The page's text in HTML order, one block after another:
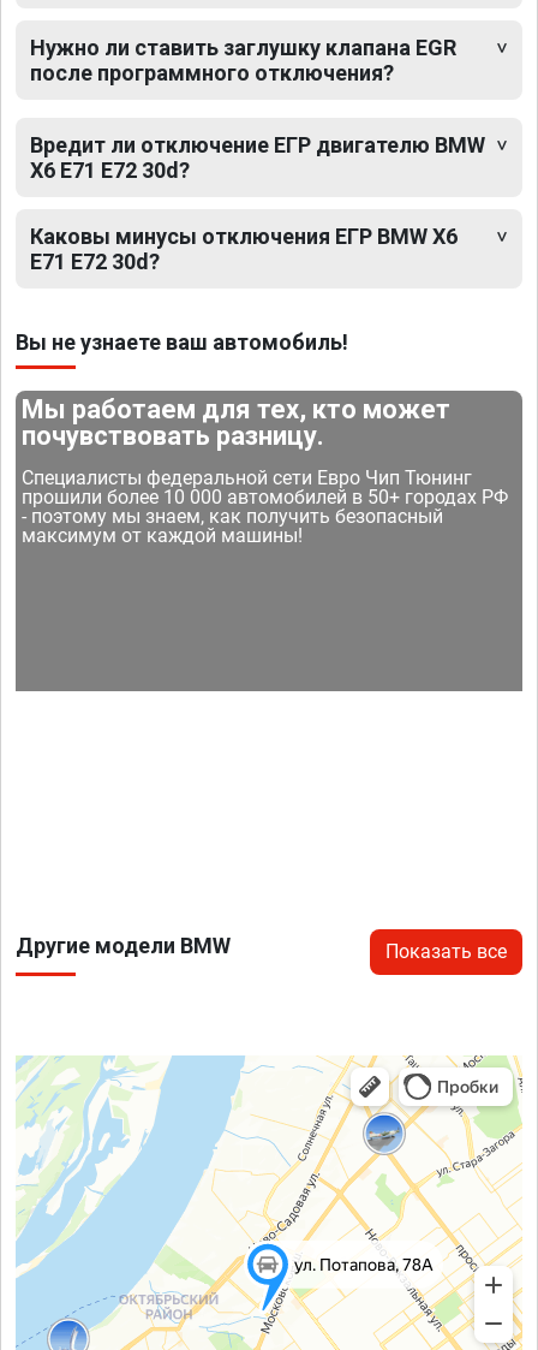
Нужно ли ставить заглушку клапана EGR
после программного отключения?
Вредит ли отключение ЕГР двигателю BMW
X6 E71 E72 30d?
Каковы минусы отключения ЕГР BMW X6
E71 E72 30d?
Вы не узнаете ваш автомобиль!
Мы работаем для тех, кто может
почувствовать разницу.
Специалисты федеральной сети Евро Чип Тюнинг
прошили более 10 000 автомобилей в 50+ городах РФ
- поэтому мы знаем, как получить безопасный
максимум от каждой машины!
Другие модели BMW Показать все